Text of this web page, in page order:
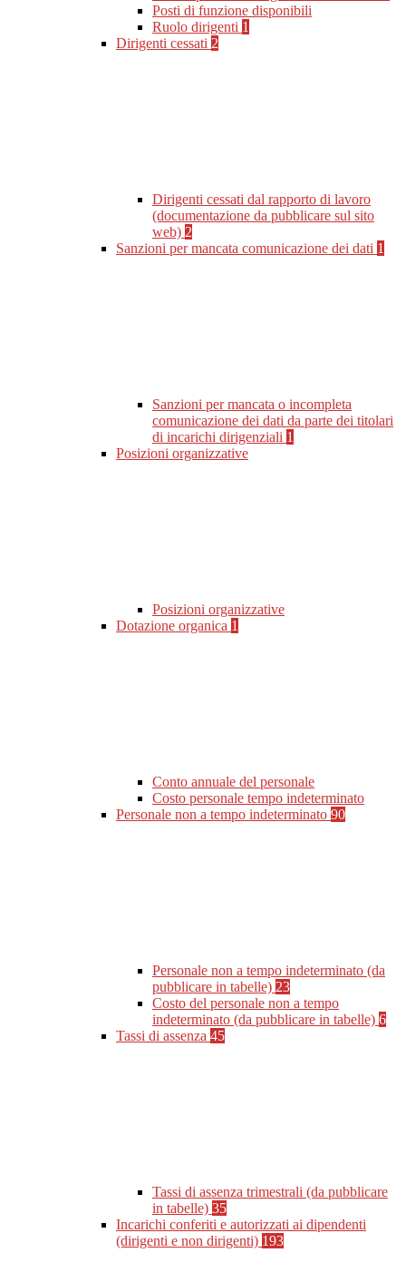
Posti di funzione disponibili
Ruolo dirigenti 1
Dirigenti cessati 2
Dirigenti cessati dal rapporto di lavoro
(documentazione da pubblicare sul sito
web) 2
Sanzioni per mancata comunicazione dei dati 1
Sanzioni per mancata o incompleta
comunicazione dei dati da parte dei titolari
di incarichi dirigenziali 1
Posizioni organizzative
Posizioni organizzative
Dotazione organica 1
Conto annuale del personale
Costo personale tempo indeterminato
Personale non a tempo indeterminato 90
Personale non a tempo indeterminato (da
pubblicare in tabelle) 23
Costo del personale non a tempo
indeterminato (da pubblicare in tabelle) 6
Tassi di assenza 45
Tassi di assenza trimestrali (da pubblicare
in tabelle) 35
Incarichi conferiti e autorizzati ai dipendenti
(dirigenti e non dirigenti) 193